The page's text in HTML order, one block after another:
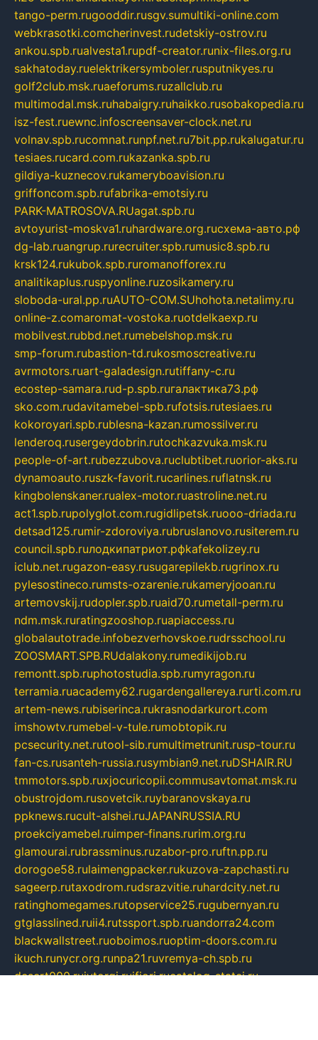
tango-perm.rugooddir.rusgv.sumultiki-online.com
webkrasotki.comcherinvest.rudetskiy-ostrov.ru
ankou.spb.rualvesta1.rupdf-creator.runix-files.org.ru
sakhatoday.ruelektrikersymboler.rusputnikyes.ru
golf2club.msk.ruaeforums.ruzallclub.ru
multimodal.msk.ruhabaigry.ruhaikko.rusobakopedia.ru
isz-fest.ruewnc.infoscreensaver-clock.net.ru
volnav.spb.rucomnat.runpf.net.ru7bit.pp.rukalugatur.ru
tesiaes.rucard.com.rukazanka.spb.ru
gildiya-kuznecov.rukameryboavision.ru
griffoncom.spb.rufabrika-emotsiy.ru
PARK-MATROSOVA.RUagat.spb.ru
avtoyurist-moskva1.ruhardware.org.ruсхема-авто.рф
dg-lab.ruangrup.rurecruiter.spb.rumusic8.spb.ru
krsk124.rukubok.spb.ruromanofforex.ru
analitikaplus.ruspyonline.ruzosikamery.ru
sloboda-ural.pp.ruAUTO-COM.SUhohota.netalimy.ru
online-z.comaromat-vostoka.ruotdelkaexp.ru
mobilvest.rubbd.net.rumebelshop.msk.ru
smp-forum.rubastion-td.rukosmoscreative.ru
avrmotors.ruart-galadesign.rutiffany-c.ru
ecostep-samara.rud-p.spb.ruгалактика73.рф
sko.com.rudavitamebel-spb.rufotsis.rutesiaes.ru
kokoroyari.spb.rublesna-kazan.rumossilver.ru
lenderoq.rusergeydobrin.rutochkazvuka.msk.ru
people-of-art.rubezzubova.ruclubtibet.ruorior-aks.ru
dynamoauto.ruszk-favorit.rucarlines.ruflatnsk.ru
kingbolenskaner.rualex-motor.ruastroline.net.ru
act1.spb.rupolyglot.com.rugidlipetsk.ruooo-driada.ru
detsad125.rumir-zdoroviya.rubruslanovo.rusiterem.ru
council.spb.ruлодкипатриот.рфkafekolizey.ru
iclub.net.rugazon-easy.rusugarepilekb.rugrinox.ru
pylesostineco.rumsts-ozarenie.rukameryjooan.ru
artemovskij.rudopler.spb.ruaid70.rumetall-perm.ru
ndm.msk.ruratingzooshop.ruapiaccess.ru
globalautotrade.infobezverhovskoe.rudrsschool.ru
ZOOSMART.SPB.RUdalakony.rumedikijob.ru
remontt.spb.ruphotostudia.spb.rumyragon.ru
terramia.ruacademy62.rugardengallereya.rurti.com.ru
artem-news.rubiserinca.rukrasnodarkurort.com
imshowtv.rumebel-v-tule.rumobtopik.ru
pcsecurity.net.rutool-sib.rumultimetrunit.rusp-tour.ru
fan-cs.rusanteh-russia.rusymbian9.net.ruDSHAIR.RU
tmmotors.spb.ruxjocuricopii.commusavtomat.msk.ru
obustrojdom.rusovetcik.ruybaranovskaya.ru
ppknews.rucult-alshei.ruJAPANRUSSIA.RU
proekciyamebel.ruimper-finans.rurim.org.ru
glamourai.rubrassminus.ruzabor-pro.ruftn.pp.ru
dorogoe58.rulaimengpacker.rukuzova-zapchasti.ru
sageerp.rutaxodrom.rudsrazvitie.ruhardcity.net.ru
ratinghomegames.rutopservice25.rugubernyan.ru
gtglasslined.ruii4.rutssport.spb.ruandorra24.com
blackwallstreet.ruoboimos.ruoptim-doors.com.ru
ikuch.runycr.org.runpa21.ruvremya-ch.spb.ru
desert000.ruivtorgi.ruifiori.rucatalog-statei.ru